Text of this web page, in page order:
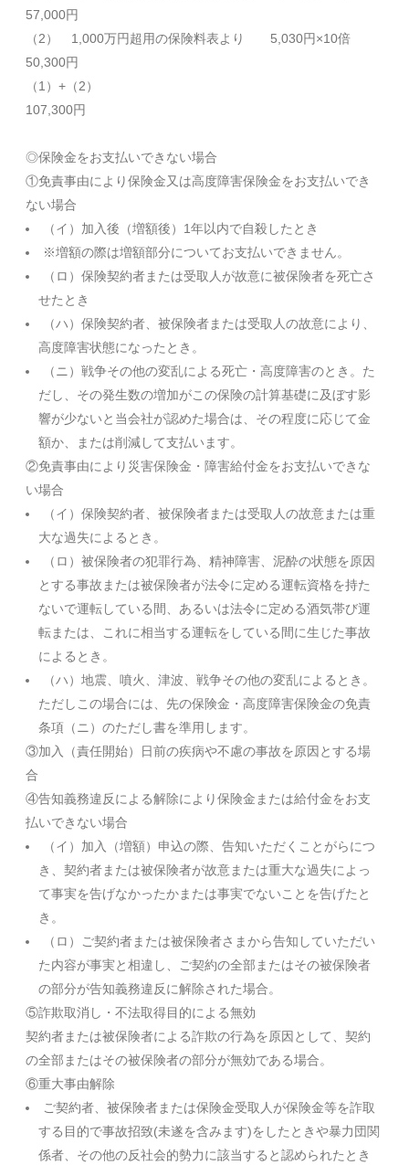
57,000円
（2） 1,000万円超用の保険料表より 5,030円×10倍
50,300円
（1）+（2
107,300円
◎保険金をお支払いできない場合
①免責事由により保険金又は高度障害保険金をお支払いでき
ない場合
（イ）加入後（増額後）1年以内で自殺したとき
※増額の際は増額部分についてお支払いできません。
（ロ）保険契約者または受取人が故意に被保険者を死亡さ
せたとき
（ハ）保険契約者、被保険者または受取人の故意により、
高度障害状態になったとき。
（ニ）戦争その他の変乱による死亡・高度障害のとき。た
だし、その発生数の増加がこの保険の計算基礎に及ぼす影
響が少ないと当会社が認めた場合は、その程度に応じて金
額か、または削減して支払います。
②免責事由により災害保険金・障害給付金をお支払いできな
い場合
（イ）保険契約者、被保険者または受取人の故意または重
大な過失によるとき。
（ロ）被保険者の犯罪行為、精神障害、泥酔の状態を原因
とする事故または被保険者が法令に定める運転資格を持た
ないで運転している間、あるいは法令に定める酒気帯び運
転または、これに相当する運転をしている間に生じた事故
によるとき。
（ハ）地震、噴火、津波、戦争その他の変乱によるとき。
ただしこの場合には、先の保険金・高度障害保険金の免責
条項（ニ）のただし書を準用します。
③加入（責任開始）日前の疾病や不慮の事故を原因とする場
合
④告知義務違反による解除により保険金または給付金をお支
払いできない場合
（イ）加入（増額）申込の際、告知いただくことがらにつ
き、契約者または被保険者が故意または重大な過失によっ
て事実を告げなかったかまたは事実でないことを告げたと
き。
（ロ）ご契約者または被保険者さまから告知していただい
た内容が事実と相違し、ご契約の全部またはその被保険者
の部分が告知義務違反に解除された場合。
⑤詐欺取消し・不法取得目的による無効
契約者または被保険者による詐欺の行為を原因として、契約
の全部またはその被保険者の部分が無効である場合。
⑥重大事由解除
ご契約者、被保険者または保険金受取人が保険金等を詐取
する目的で事故招致(未遂を含みます)をしたときや暴力団関
係者、その他の反社会的勢力に該当すると認められたとき